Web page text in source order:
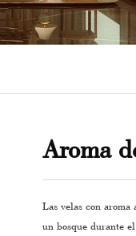
Aroma
Las velas con
un bosque durante